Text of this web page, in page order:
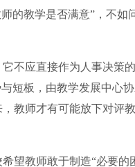
的教学是否满意”，不如
不应直接作为人事决策
短板，由教学发展中心
教师才有可能放下对评
教师敢于制造“必要的